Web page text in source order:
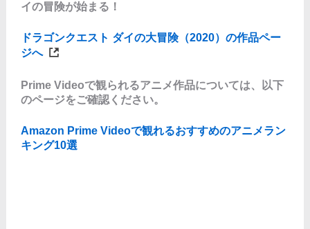
イの冒険が始まる！
ドラゴンクエスト ダイの大冒険（2020）の作品ペー
ジへ
Prime Videoで観られるアニメ作品については、以下
のページをご確認ください。
Amazon Prime Videoで観れるおすすめのアニメラン
キング10選